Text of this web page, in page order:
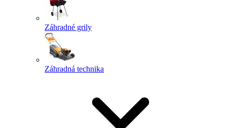
Záhradné grily
Záhradná technika